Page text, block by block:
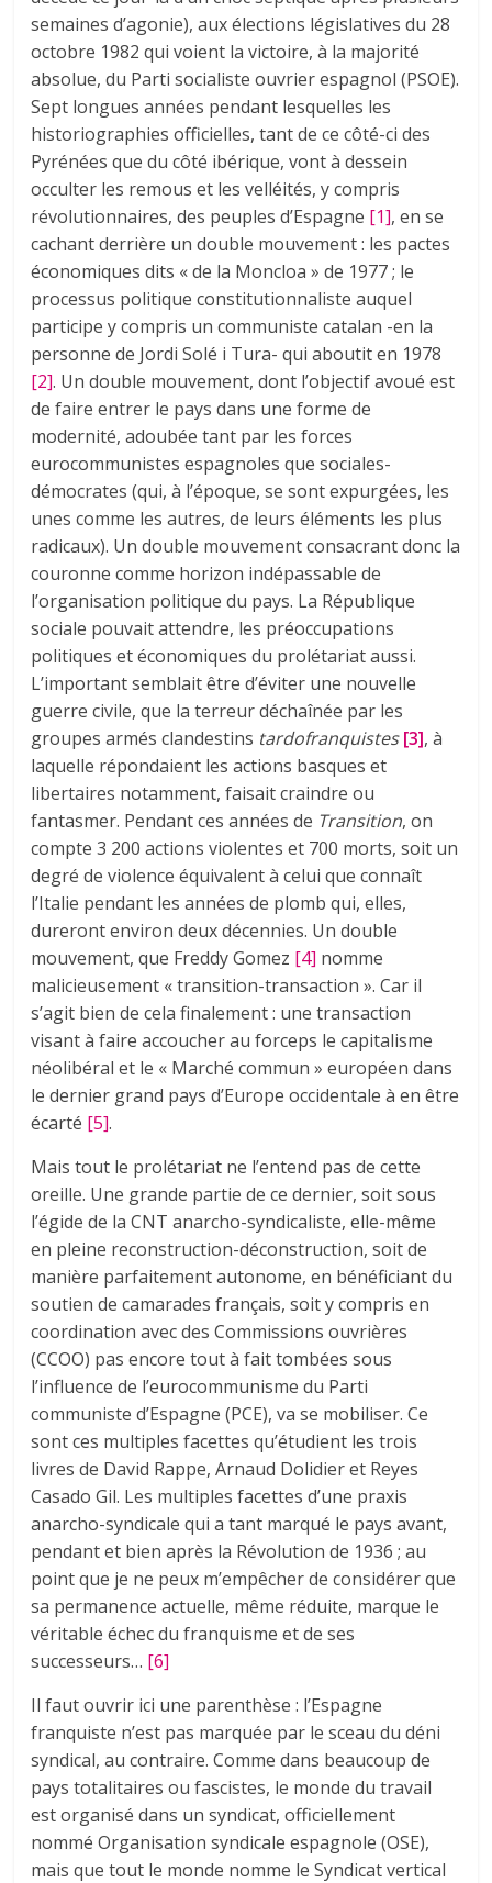
semaines d’agonie), aux élections législatives du 28
octobre 1982 qui voient la victoire, à la majorité
absolue, du Parti socialiste ouvrier espagnol (PSOE).
Sept longues années pendant lesquelles les
historiographies officielles, tant de ce côté-ci des
Pyrénées que du côté ibérique, vont à dessein
occulter les remous et les velléités, y compris
révolutionnaires, des peuples d’Espagne [1], en se
cachant derrière un double mouvement : les pactes
économiques dits « de la Moncloa » de 1977 ; le
processus politique constitutionnaliste auquel
participe y compris un communiste catalan -en la
personne de Jordi Solé i Tura- qui aboutit en 1978
[2]. Un double mouvement, dont l’objectif avoué est
de faire entrer le pays dans une forme de
modernité, adoubée tant par les forces
eurocommunistes espagnoles que sociales-
démocrates (qui, à l’époque, se sont expurgées, les
unes comme les autres, de leurs éléments les plus
radicaux). Un double mouvement consacrant donc la
couronne comme horizon indépassable de
l’organisation politique du pays. La République
sociale pouvait attendre, les préoccupations
politiques et économiques du prolétariat aussi.
L’important semblait être d’éviter une nouvelle
guerre civile, que la terreur déchaînée par les
groupes armés clandestins tardofranquistes[3], à
laquelle répondaient les actions basques et
libertaires notamment, faisait craindre ou
fantasmer. Pendant ces années de Transition, on
compte 3 200 actions violentes et 700 morts, soit un
degré de violence équivalent à celui que connaît
l’Italie pendant les années de plomb qui, elles,
dureront environ deux décennies. Un double
mouvement, que Freddy Gomez [4] nomme
malicieusement « transition-transaction ». Car il
s’agit bien de cela finalement : une transaction
visant à faire accoucher au forceps le capitalisme
néolibéral et le « Marché commun » européen dans
le dernier grand pays d’Europe occidentale à en être
écarté [5].
Mais tout le prolétariat ne l’entend pas de cette
oreille. Une grande partie de ce dernier, soit sous
l’égide de la CNT anarcho-syndicaliste, elle-même
en pleine reconstruction-déconstruction, soit de
manière parfaitement autonome, en bénéficiant du
soutien de camarades français, soit y compris en
coordination avec des Commissions ouvrières
(CCOO) pas encore tout à fait tombées sous
l’influence de l’eurocommunisme du Parti
communiste d’Espagne (PCE), va se mobiliser. Ce
sont ces multiples facettes qu’étudient les trois
livres de David Rappe, Arnaud Dolidier et Reyes
Casado Gil. Les multiples facettes d’une praxis
anarcho-syndicale qui a tant marqué le pays avant,
pendant et bien après la Révolution de 1936 ; au
point que je ne peux m’empêcher de considérer que
sa permanence actuelle, même réduite, marque le
véritable échec du franquisme et de ses
successeurs… [6]
Il faut ouvrir ici une parenthèse : l’Espagne
franquiste n’est pas marquée par le sceau du déni
syndical, au contraire. Comme dans beaucoup de
pays totalitaires ou fascistes, le monde du travail
est organisé dans un syndicat, officiellement
nommé Organisation syndicale espagnole (OSE),
mais que tout le monde nomme le Syndicat vertical